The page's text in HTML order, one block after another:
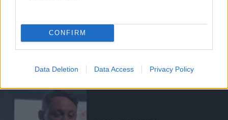
CONFIRM
Data Deletion Data Access Privacy Policy
GYŐZNI A CHELSEA-T!